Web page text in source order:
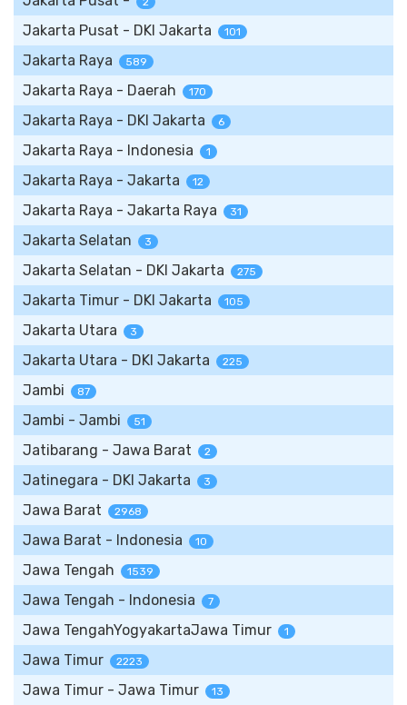
Jakarta Pusat - DKI Jakarta 101
Jakarta Raya 589
Jakarta Raya - Daerah 170
Jakarta Raya - DKI Jakarta 6
Jakarta Raya - Indonesia 1
Jakarta Raya - Jakarta 12
Jakarta Raya - Jakarta Raya 31
Jakarta Selatan 3
Jakarta Selatan - DKI Jakarta 275
Jakarta Timur - DKI Jakarta 105
Jakarta Utara 3
Jakarta Utara - DKI Jakarta 225
Jambi 87
Jambi - Jambi 51
Jatibarang - Jawa Barat 2
Jatinegara - DKI Jakarta 3
Jawa Barat 2968
Jawa Barat - Indonesia 10
Jawa Tengah 1539
Jawa Tengah - Indonesia 7
Jawa TengahYogyakartaJawa Timur 1
Jawa Timur 2223
Jawa Timur - Jawa Timur 13